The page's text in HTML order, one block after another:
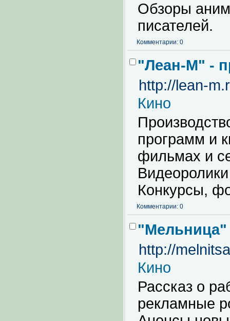
Обзоры
писателей.
Комментарии: 0
"Леан-М" -
http://lean-
Кино
программ и
фильмах и
Конкурсы,
Комментарии: 0
"Мельница"
http://
Кино
Рассказ о
рекламные